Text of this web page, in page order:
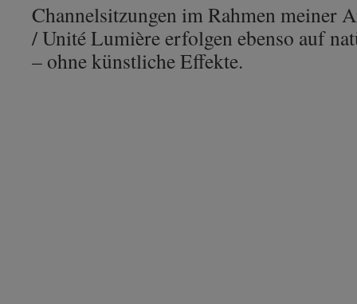
Channelsitzungen im Rahmen meiner
/ Unité Lumière erfolgen ebenso auf
– ohne künstliche Effekte.